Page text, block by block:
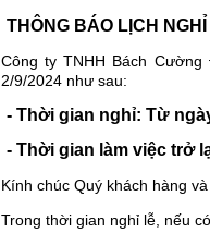
THÔNG BÁO LỊCH
Công ty TNHH Bách
2/9/2024 như sau:
- Thời gian nghỉ: Từ
- Thời gian làm việc trở
Kính chúc Quý khách hàng
Trong thời gian nghỉ lễ, nếu